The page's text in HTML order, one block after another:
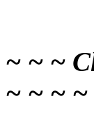
~ ~ ~
~ ~ ~